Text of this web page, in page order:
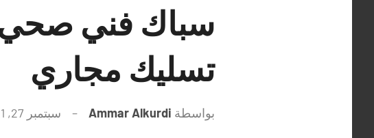
تسليك مجاري
بواسطة Ammar Alkurdi سبتمبر 27, 2021